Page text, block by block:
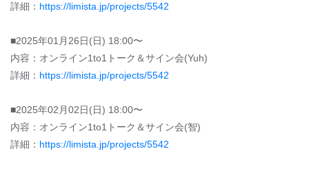
詳細： https://limista.jp/projects/5542
■2025年01月26日(日) 18:00〜
内容：オンライン1to1トーク＆サイン会(Yuh)
詳細： https://limista.jp/projects/5542
■2025年02月02日(日) 18:00〜
内容：オンライン1to1トーク＆サイン会(智)
詳細： https://limista.jp/projects/5542